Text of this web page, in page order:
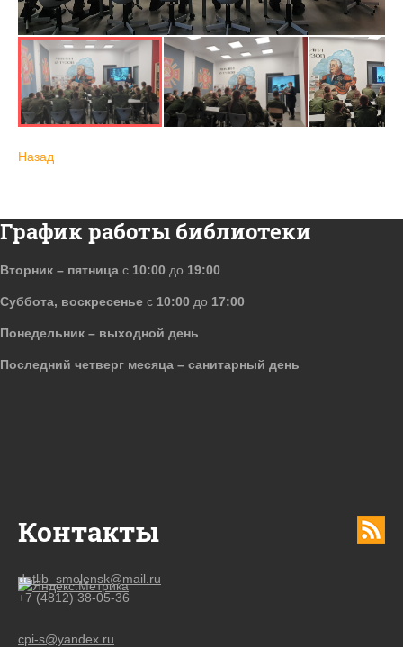
Назад
Контакты
detlib_smolensk@mail.ru
+7 (4812) 38-05-36
cpi-s@yandex.ru
График работы библиотеки
Вторник – пятница с 10:00 до 19:00
Суббота, воскресенье с 10:00 до 17:00
Понедельник – выходной день
Последний четверг месяца – санитарный день